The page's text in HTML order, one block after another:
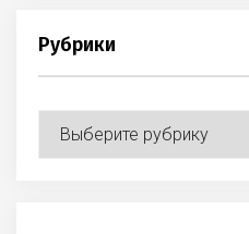
Рубрики
Рубрики